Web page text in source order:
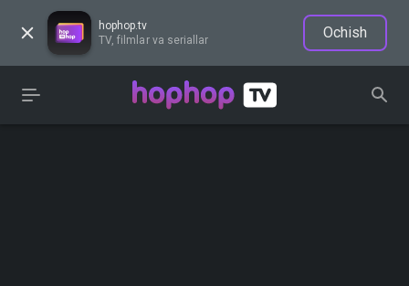
hophop.tv
TV, filmlar va seriallar
Ochish